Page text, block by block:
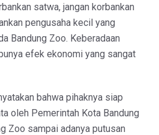
satwa, jangan korbankan
pengusaha kecil yang
Bandung Zoo. Keberadaan
efek ekonomi yang sangat
bahwa pihaknya siap
oleh Pemerintah Kota Bandung
Zoo sampai adanya putusan